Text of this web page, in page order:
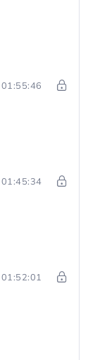
01:55:46
01:45:34
01:52:01